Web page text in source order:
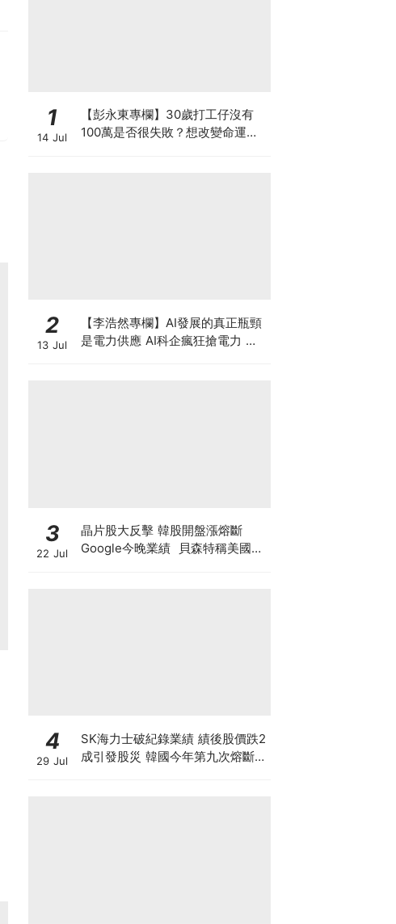
1
14 Jul
【彭永東專欄】30歲打工仔沒有
100萬是否很失敗？想改變命運應
2
13 Jul
【李浩然專欄】AI發展的真正瓶頸
是電力供應 AI科企瘋狂搶電力 美
3
22 Jul
晶片股大反擊 韓股開盤漲熔斷
Google今晚業績 貝森特稱美國將
4
29 Jul
SK海力士破紀錄業績 績後股價跌2
成引發股災 韓國今年第九次熔斷